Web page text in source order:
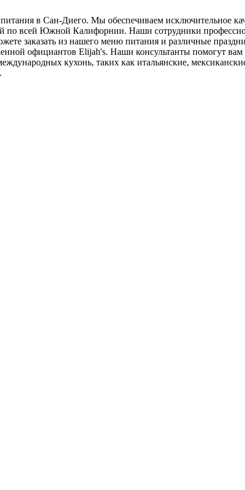
в Сан-Диего. Мы обеспечиваем исключительное
по всей Южной Калифорнии. Наши сотрудники
заказать из нашего меню питания и различные
официантов Elijah's. Наши консультанты помогут
кухонь, таких как итальянские,